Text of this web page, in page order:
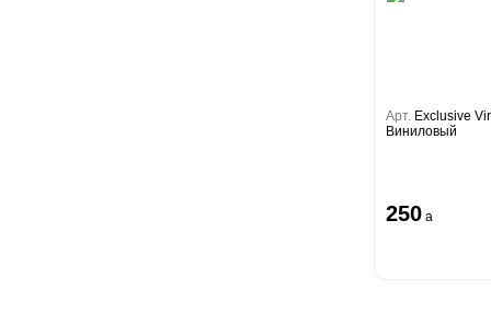
Арт. Exclusive
Виниловый
250 a